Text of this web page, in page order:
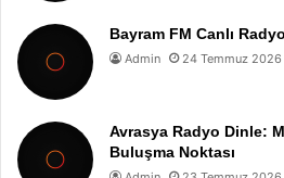
Bayram FM Canlı
Admin 24 Temmuz 2026
Avrasya Radyo Dinle:
Buluşma Noktası